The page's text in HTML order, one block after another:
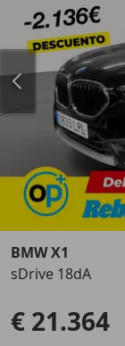
Anterior
BMW X1
sDrive 18dA
€ 21.364